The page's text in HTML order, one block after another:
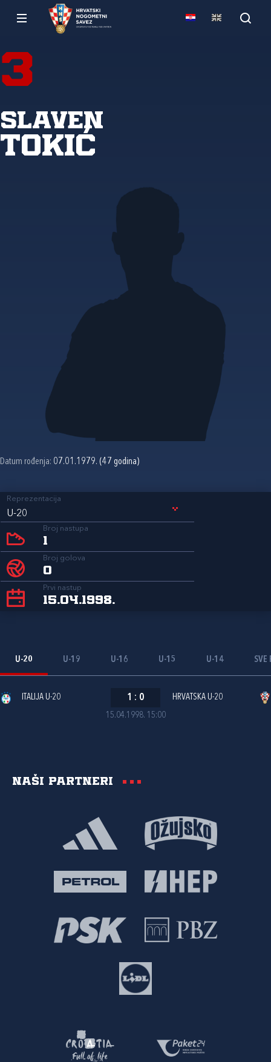
3
Slaven
Tokić
Datum rođenja: 07.01.1979. (47 godina)
Reprezentacija
U-20
Broj nastupa
1
Broj golova
0
Prvi nastup
15.04.1998.
U-20 U-19 U-16 U-15 U-14 SVE
15.04.1998. 15:00
ITALIJA U-20 1 : 0 HRVATSKA U-20
Naši partneri